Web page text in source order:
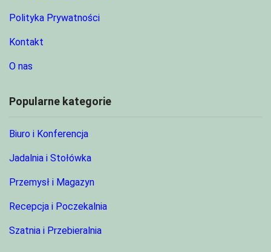
Polityka Prywatności
Kontakt
O nas
Popularne kategorie
Biuro i Konferencja
Jadalnia i Stołówka
Przemysł i Magazyn
Recepcja i Poczekalnia
Szatnia i Przebieralnia